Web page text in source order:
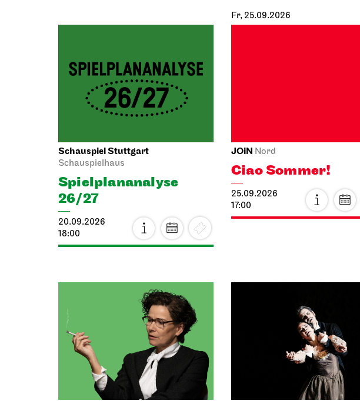
Schauspiel Stuttgart
Schauspielhaus
Spiel­plan­analyse
26/27
20.09.2026
18:00
Fr, 25.09.2026
JOiN Nord
Ciao Sommer!
25.09.2026
17:00